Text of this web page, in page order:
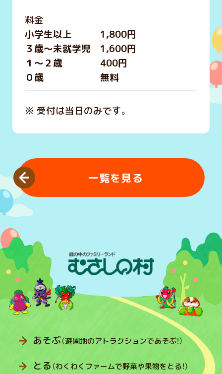
料金
小学生以上 1,800円
３歳～未就学児 1,600円
１～２歳 400円
０歳 無料
※ 受付は当日のみです。
一覧を見る
あそぶ（遊園地のアトラクションであそぶ！）
とる （わくわくファームで野菜や果物をとる！）